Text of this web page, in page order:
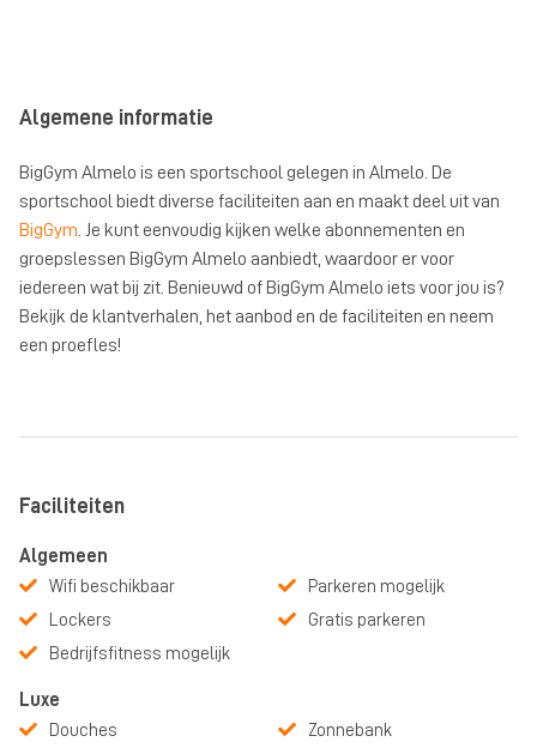
Algemene informatie
BigGym Almelo is een sportschool gelegen in Almelo. De
sportschool biedt diverse faciliteiten aan en maakt deel uit van
BigGym. Je kunt eenvoudig kijken welke abonnementen en
groepslessen BigGym Almelo aanbiedt, waardoor er voor
iedereen wat bij zit. Benieuwd of BigGym Almelo iets voor jou is?
Bekijk de klantverhalen, het aanbod en de faciliteiten en neem
een proefles!
Faciliteiten
Algemeen
Wifi beschikbaar
Lockers
Bedrijfsfitness mogelijk
Parkeren mogelijk
Gratis parkeren
Luxe
Douches
Zonnebank